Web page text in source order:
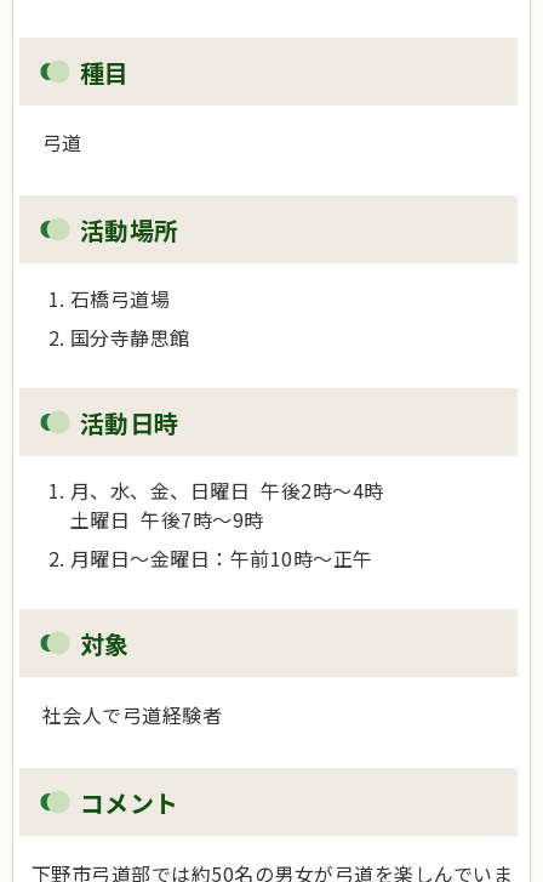
種目
弓道
活動場所
石橋弓道場
国分寺静思館
活動日時
月、水、金、日曜日 午後2時～4時
土曜日 午後7時～9時
月曜日～金曜日：午前10時～正午
対象
社会人で弓道経験者
コメント
下野市弓道部では約50名の男女が弓道を楽しんでいま